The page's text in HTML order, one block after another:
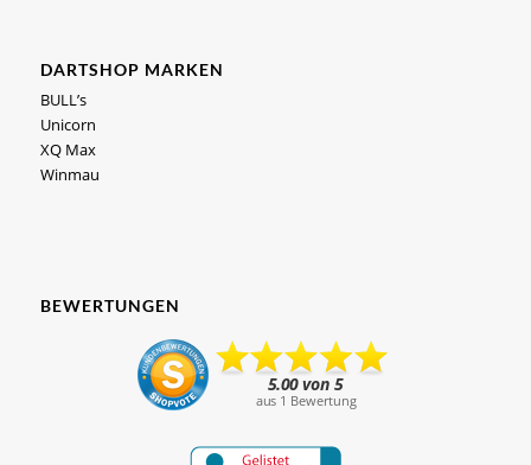
DARTSHOP MARKEN
BULL’s
Unicorn
XQ Max
Winmau
BEWERTUNGEN